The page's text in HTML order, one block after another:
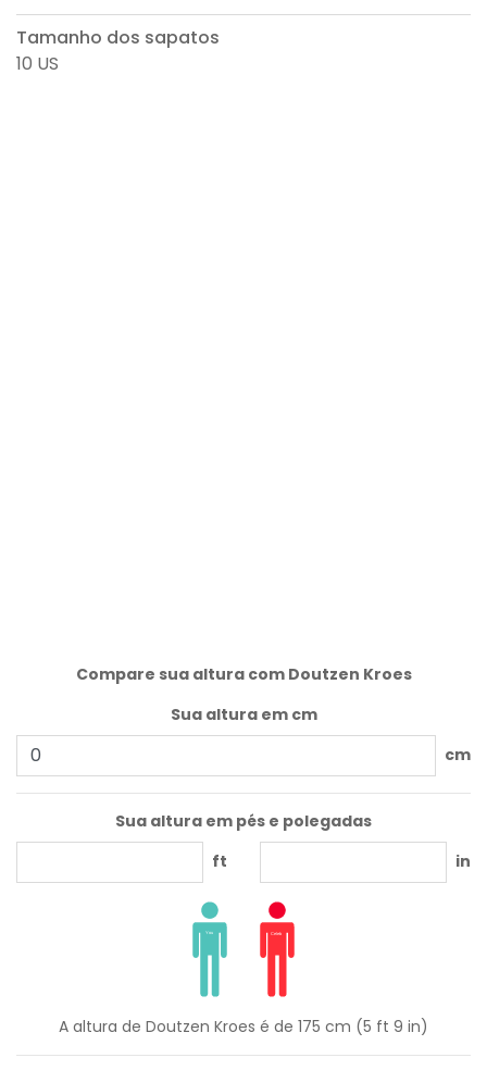
Tamanho dos sapatos
10 US
Compare sua altura com Doutzen Kroes
Sua altura em cm
cm
Sua altura em pés e polegadas
ft
in
A altura de Doutzen Kroes é de 175 cm (5 ft 9 in)